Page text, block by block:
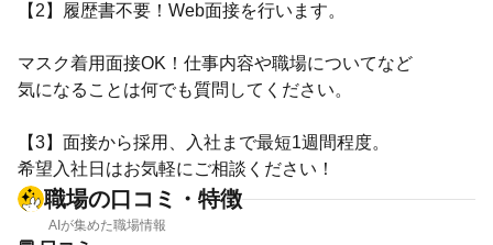
【2】履歴書不要！Web面接を行います。
マスク着用面接OK！仕事内容や職場についてなど
気になることは何でも質問してください。
【3】面接から採用、入社まで最短1週間程度。
希望入社日はお気軽にご相談ください！
職場の口コミ・特徴
AIが集めた職場情報